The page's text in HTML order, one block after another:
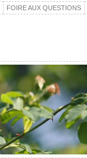
FOIRE AUX QUESTIONS